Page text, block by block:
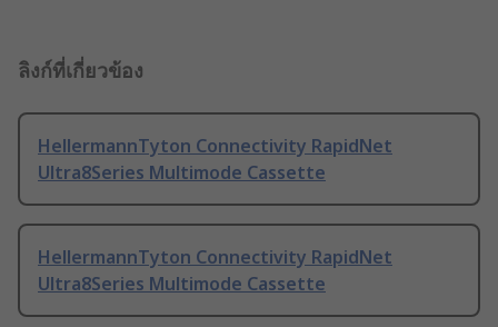
ลิงก์ที่เกี่ยวข้อง
HellermannTyton Connectivity RapidNet
Ultra8Series Multimode Cassette
HellermannTyton Connectivity RapidNet
Ultra8Series Multimode Cassette